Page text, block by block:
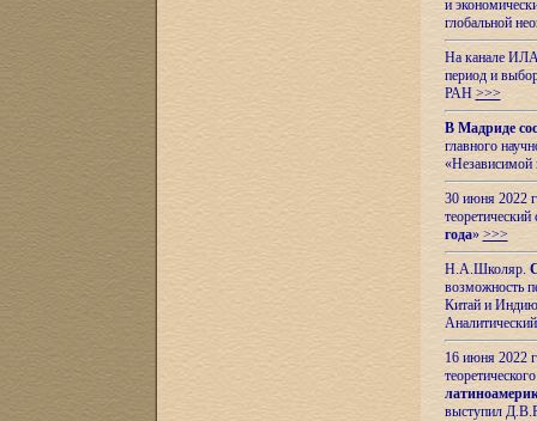
и
глобальной
На канале
период и
РАН >>>
В Мадриде
главного
«Независимой
30 июня 2022
года» >>>
Н.А.Школяр.
возможность
Китай и
16 июня 2022
выступил